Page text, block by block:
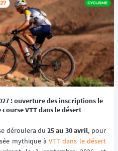
: ouverture des inscriptions le
VTT dans le désert
déroulera du 25 au 30 avril, pour
mythique à VTT dans le désert